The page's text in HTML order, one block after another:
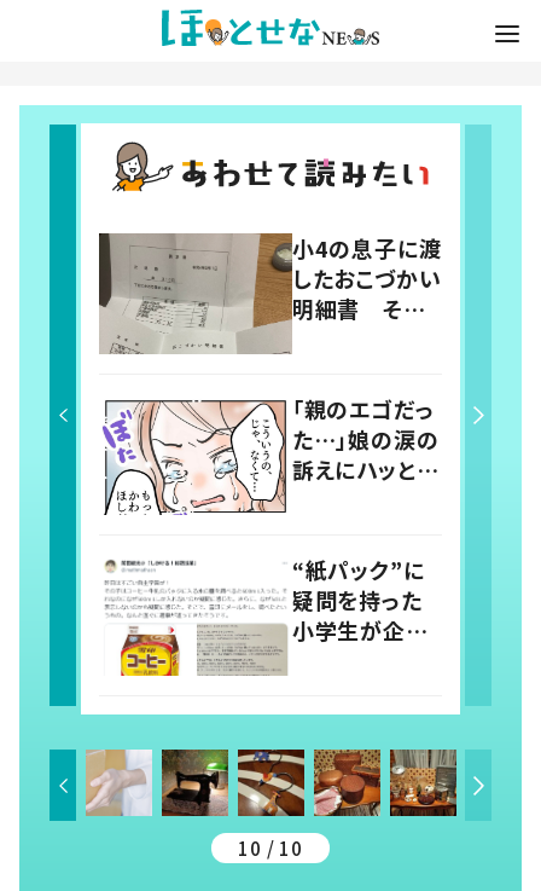
小4の息子に渡
したおこづかい
明細書 その
とかでして欲し
い」「社会勉強
になりますね」
の声
「親のエゴだっ
た…」娘の涙の
訴えにハッとし
取りに「すごい
分かる」「改め
て気付かされ
た」
“紙パック”に
疑問を持った
小学生が企業
丁寧な対応に
「素晴らしい」
の声
10 / 10